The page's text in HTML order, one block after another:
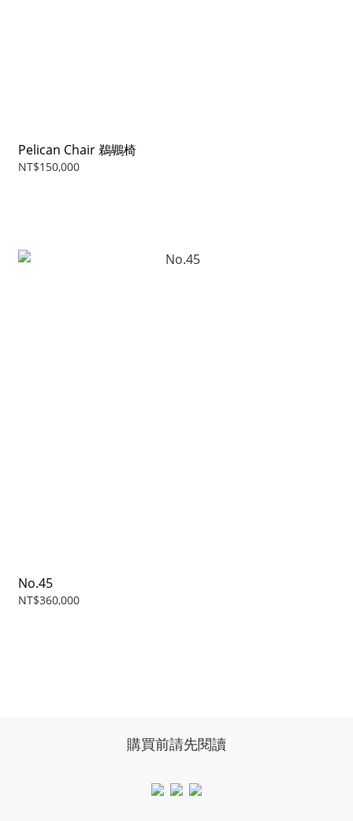
Pelican Chair 鵜鶘椅
NT$150,000
No.45
NT$360,000
購買前請先閱讀